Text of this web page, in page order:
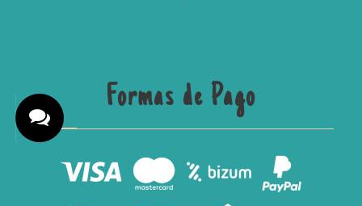
Formas de Pago